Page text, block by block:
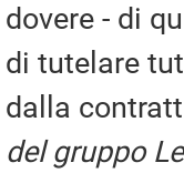
dovere - di
di tutelare
dalla
del gruppo